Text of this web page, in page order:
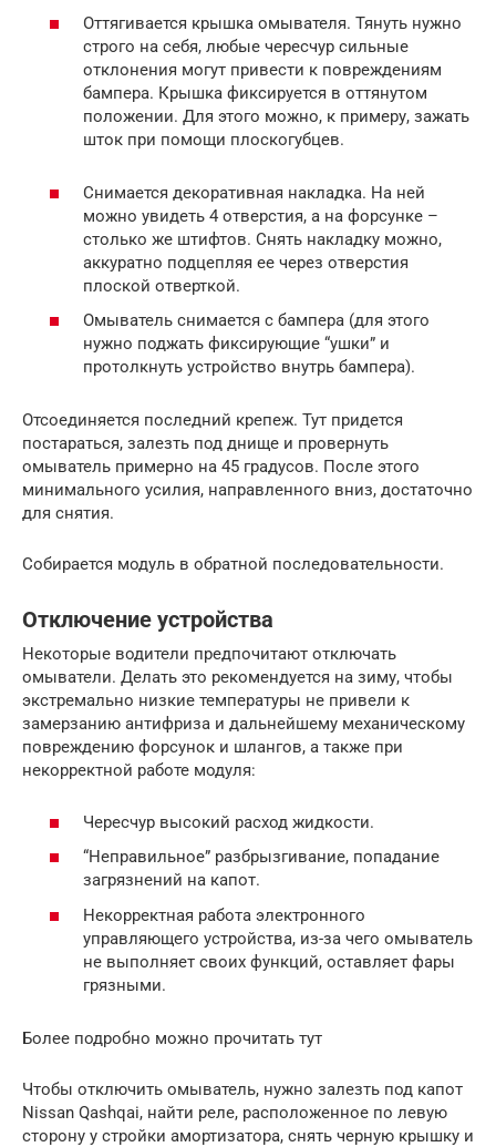
Оттягивается крышка омывателя. Тянуть нужно
строго на себя, любые чересчур сильные
отклонения могут привести к повреждениям
бампера. Крышка фиксируется в оттянутом
положении. Для этого можно, к примеру, зажать
шток при помощи плоскогубцев.
Снимается декоративная накладка. На ней
можно увидеть 4 отверстия, а на форсунке –
столько же штифтов. Снять накладку можно,
аккуратно подцепляя ее через отверстия
плоской отверткой.
Омыватель снимается с бампера (для этого
нужно поджать фиксирующие “ушки” и
протолкнуть устройство внутрь бампера).
Отсоединяется последний крепеж. Тут придется
постараться, залезть под днище и провернуть
омыватель примерно на 45 градусов. После этого
минимального усилия, направленного вниз, достаточно
для снятия.
Собирается модуль в обратной последовательности.
Отключение устройства
Некоторые водители предпочитают отключать
омыватели. Делать это рекомендуется на зиму, чтобы
экстремально низкие температуры не привели к
замерзанию антифриза и дальнейшему механическому
повреждению форсунок и шлангов, а также при
некорректной работе модуля:
Чересчур высокий расход жидкости.
“Неправильное” разбрызгивание, попадание
загрязнений на капот.
Некорректная работа электронного
управляющего устройства, из-за чего омыватель
не выполняет своих функций, оставляет фары
грязными.
Более подробно можно прочитать тут
Чтобы отключить омыватель, нужно залезть под капот
Nissan Qashqai, найти реле, расположенное по левую
сторону у стройки амортизатора, снять черную крышку и